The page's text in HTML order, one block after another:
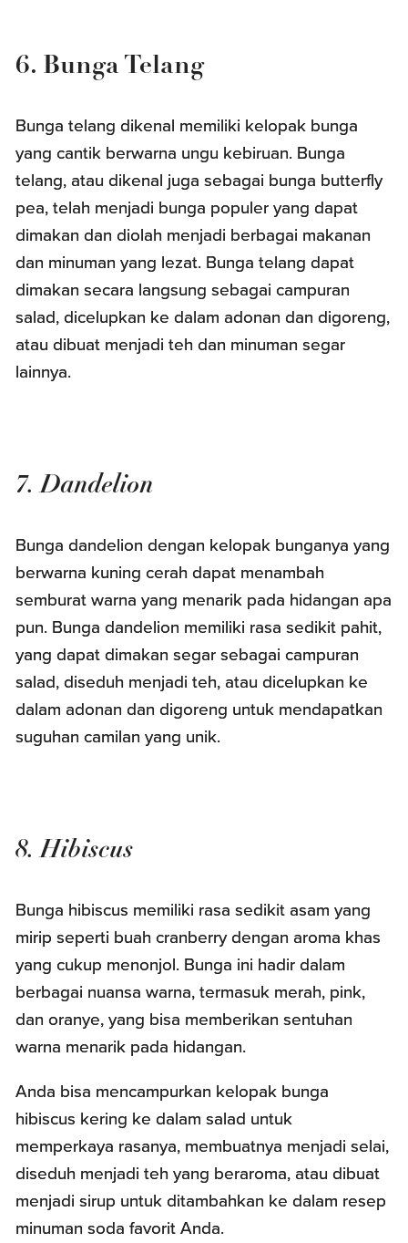
6. Bunga Telang
Bunga telang dikenal memiliki kelopak bunga
yang cantik berwarna ungu kebiruan. Bunga
telang, atau dikenal juga sebagai bunga butterfly
pea, telah menjadi bunga populer yang dapat
dimakan dan diolah menjadi berbagai makanan
dan minuman yang lezat. Bunga telang dapat
dimakan secara langsung sebagai campuran
salad, dicelupkan ke dalam adonan dan digoreng,
atau dibuat menjadi teh dan minuman segar
lainnya.
7. Dandelion
Bunga dandelion dengan kelopak bunganya yang
berwarna kuning cerah dapat menambah
semburat warna yang menarik pada hidangan apa
pun. Bunga dandelion memiliki rasa sedikit pahit,
yang dapat dimakan segar sebagai campuran
salad, diseduh menjadi teh, atau dicelupkan ke
dalam adonan dan digoreng untuk mendapatkan
suguhan camilan yang unik.
8. Hibiscus
Bunga hibiscus memiliki rasa sedikit asam yang
mirip seperti buah cranberry dengan aroma khas
yang cukup menonjol. Bunga ini hadir dalam
berbagai nuansa warna, termasuk merah, pink,
dan oranye, yang bisa memberikan sentuhan
warna menarik pada hidangan.
Anda bisa mencampurkan kelopak bunga
hibiscus kering ke dalam salad untuk
memperkaya rasanya, membuatnya menjadi selai,
diseduh menjadi teh yang beraroma, atau dibuat
menjadi sirup untuk ditambahkan ke dalam resep
minuman soda favorit Anda.